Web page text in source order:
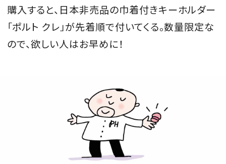
購入すると、日本非売品の巾着付きキーホルダー
「ポルト クレ」が先着順で付いてくる。数量限定な
ので、欲しい人はお早めに！